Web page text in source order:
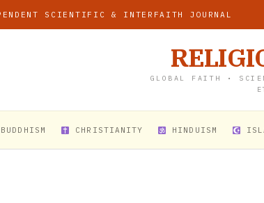
SCIENTIFIC & INTERFAITH JOURNAL
GLOBAL FAITH •
BUDDHISM CHRISTIANITY HINDUISM